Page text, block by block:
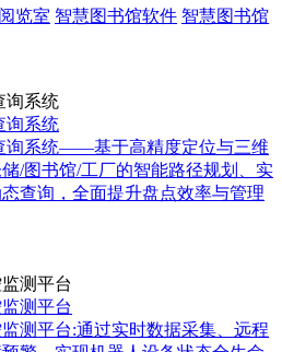
览室 智慧图书馆软件 智慧图书馆
询系统
询系统
询系统——基于高精度定位与三维
/图书馆/工厂的智能路径规划、实
查询，全面提升盘点效率与管理
测平台
测平台
测平台:通过实时数据采集、远程